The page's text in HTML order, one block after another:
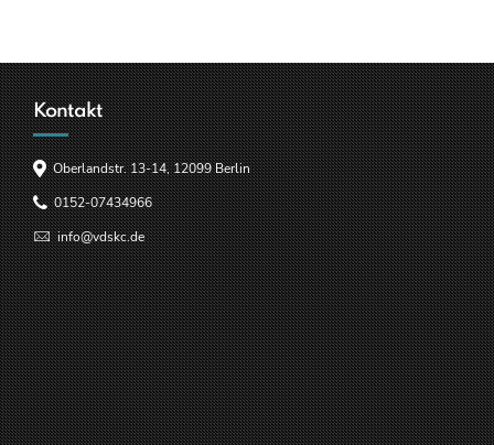
Kontakt
Oberlandstr. 13-14, 12099 Berlin
0152-07434966
info@vdskc.de